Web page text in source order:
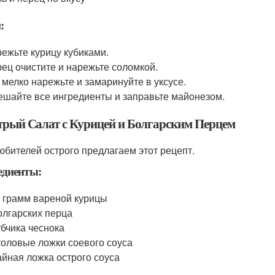
курицу кубиками.
очистите и нарежьте соломкой.
нарежьте и замаринуйте в уксусе.
все ингредиенты и заправьте майонезом.
Салат с Курицей и Болгарским Перцем
острого предлагаем этот рецепт.
грамм вареной курицы
перца
чеснока
ложки соевого соуса
ложка острого соуса